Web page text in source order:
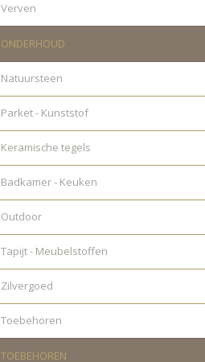
Verven
ONDERHOUD
Natuursteen
Parket - Kunststof
Keramische tegels
Badkamer - Keuken
Outdoor
Tapijt - Meubelstoffen
Zilvergoed
Toebehoren
TOEBEHOREN